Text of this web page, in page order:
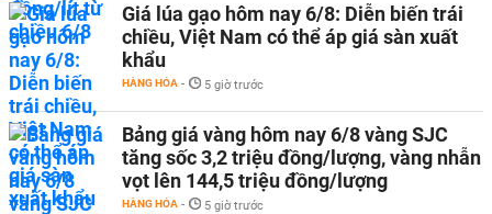
Giá lúa gạo hôm nay 6/8: Diễn biến trái
chiều, Việt Nam có thể áp giá sàn xuất
khẩu
HÀNG HÓA - 5 giờ trước
Bảng giá vàng hôm nay 6/8 vàng SJC
tăng sốc 3,2 triệu đồng/lượng, vàng nhẫn
vọt lên 144,5 triệu đồng/lượng
HÀNG HÓA - 5 giờ trước